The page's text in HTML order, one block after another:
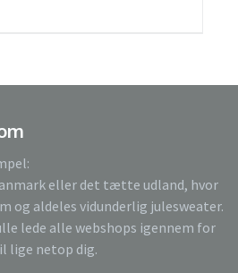
eller det tætte udland, hvor
og aldeles vidunderlig julesweater.
lede alle webshops igennem for
lige netop dig.